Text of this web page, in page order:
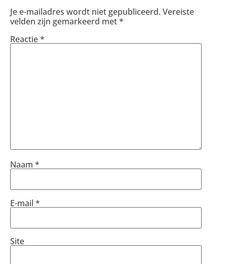
Je e-mailadres wordt niet gepubliceerd. Vereiste
velden zijn gemarkeerd met*
Reactie*
Naam *
E-mail *
Site